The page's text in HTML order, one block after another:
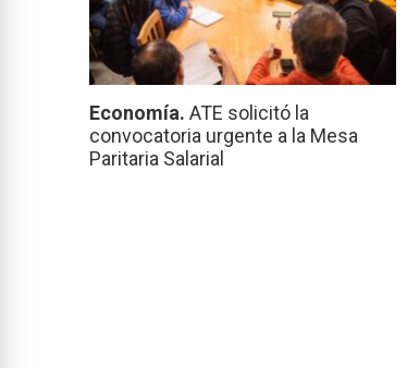
Economía. ATE solicitó la
convocatoria urgente a la Mesa
Paritaria Salarial